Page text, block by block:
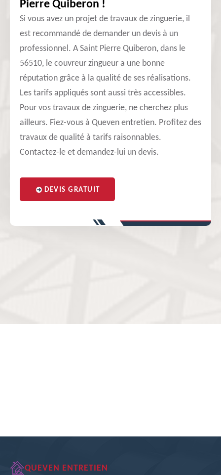
Pierre Quiberon !
Si vous avez un projet de travaux de zinguerie, il
est recommandé de demander un devis à un
professionnel. A Saint Pierre Quiberon, dans le
56510, le couvreur zingueur a une bonne
réputation grâce à la qualité de ses réalisations.
Les tarifs appliqués sont aussi très accessibles.
Pour vos travaux de zinguerie, ne cherchez plus
ailleurs. Fiez-vous à Queven entretien. Profitez des
travaux de qualité à tarifs raisonnables.
Contactez-le et demandez-lui un devis.
DEVIS GRATUIT
QUEVEN ENTRETIEN